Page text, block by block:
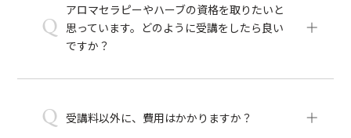
Q
アロマセラピーやハーブの資格を取りたいと
思っています。どのように受講をしたら良い
ですか？
Q 受講料以外に、費用はかかりますか？